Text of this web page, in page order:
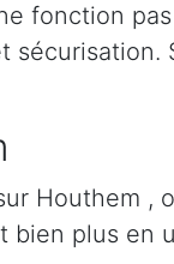
fonction
Houthem ,
plus en